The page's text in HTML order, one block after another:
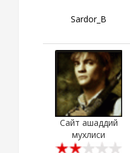
Sardor_B
Сайт ашаддий
мухлиси